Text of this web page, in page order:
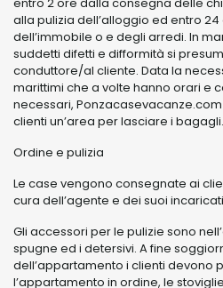
alla pulizia dell’alloggio ed entro
dell’immobile o e degli arredi. In
suddetti difetti e difformità si
conduttore/al cliente. Data la
marittimi che a volte hanno orari e
necessari,
clienti un’area per lasciare i bagagli.
Ordine e pulizia
Le case vengono consegnate ai
cura dell’agente e dei suoi
Gli accessori per le pulizie sono
spugne ed i detersivi. A fine
dell’appartamento i clienti devono
l’appartamento in ordine, le